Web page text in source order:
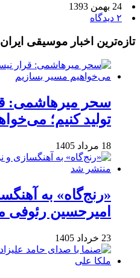
24 بهمن 1393
۲ دیدگاه
تازه‌ترین اخبار موسیقی ایران
سحر میرهاشمی:
تولید کنیم؛
18 مرداد 1405
«رنج‌گاه» به
امیرحسین رئوفی
23 خرداد 1405